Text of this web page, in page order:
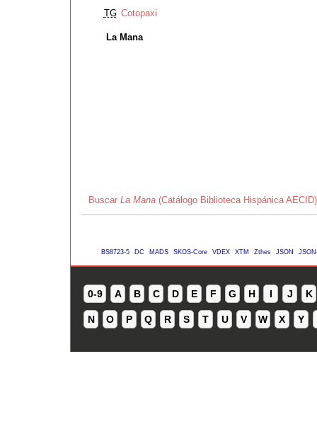
TG Cotopaxi
La Mana
Buscar La Mana (Catálogo Biblioteca Hispánica AECID)
BS8723-5 DC MADS SKOS-Core VDEX XTM Zthes JSON
0-9 A B C D E F G H I J K
N O P Q R S T U V W X Y